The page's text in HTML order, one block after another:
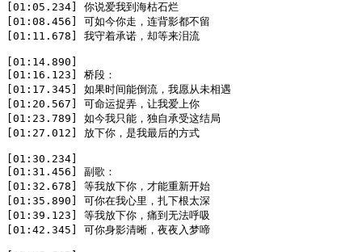
[01:05.234] 你说爱我到海枯石烂
[01:08.456] 可如今你走，连背影都不留
[01:11.678] 我守着承诺，却等来泪流
[01:14.890]
[01:16.123] 桥段：
[01:17.345] 如果时间能倒流，我愿从未相遇
[01:20.567] 可命运捉弄，让我爱上你
[01:23.789] 如今我只能，独自承受这结局
[01:27.012] 放下你，是我最后的方式
[01:30.234]
[01:31.456] 副歌：
[01:32.678] 等我放下你，才能重新开始
[01:35.890] 可你在我心里，扎下根太深
[01:39.123] 等我放下你，痛到无法呼吸
[01:42.345] 可你身影清晰，夜夜入梦啼